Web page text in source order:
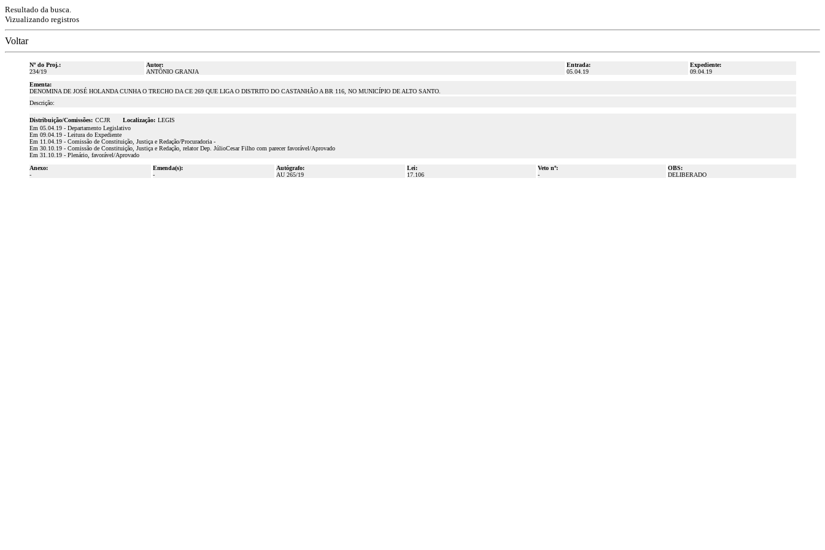
Resultado da busca.
Vizualizando registros
Voltar
Nº do Proj.:
234/19
Autor:
ANTÔNIO GRANJA
Entrada:
05.04.19
Expediente:
09.04.19
Ementa:
DENOMINA DE JOSÉ HOLANDA CUNHA O TRECHO DA CE 269 QUE LIGA O DISTRITO DO CASTANHÃO A BR 116, NO MUNICÍPIO DE ALTO SANTO.
Descrição:
Distribuição/Comissões: CCJR Localização: LEGIS
Em 05.04.19 - Departamento Legislativo
Em 09.04.19 - Leitura do Expediente
Em 11.04.19 - Comissão de Constituição, Justiça e Redação/Procuradoria -
Em 30.10.19 - Comissão de Constituição, Justiça e Redação, relator Dep. JúlioCesar Filho com parecer favorável/Aprovado
Em 31.10.19 - Plenário, favorável/Aprovado
Anexo:
-
Emenda(s):
-
Autógrafo:
AU 265/19
Lei:
17.106
Veto nº:
-
OBS:
DELIBERADO